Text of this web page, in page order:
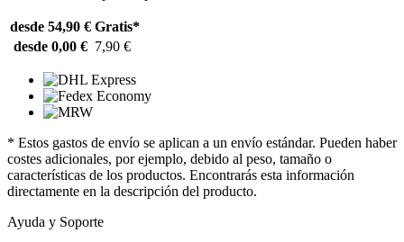
desde 54,90 € Gratis*
desde 0,00 € 7,90 €
* Estos gastos de envío se aplican a un envío estándar. Pueden haber
costes adicionales, por ejemplo, debido al peso, tamaño o
características de los productos. Encontrarás esta información
directamente en la descripción del producto.
Ayuda y Soporte